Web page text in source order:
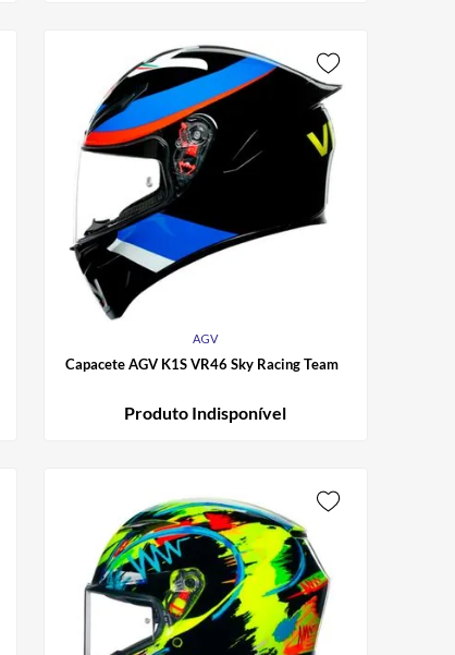
AGV
Capacete AGV K1S VR46 Sky Racing Team
Produto Indisponível